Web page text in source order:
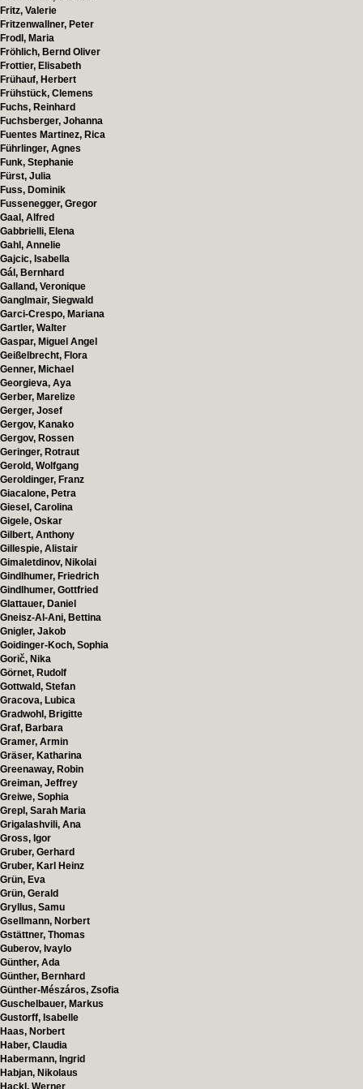
Fritz, Valerie
Fritzenwallner, Peter
Frodl, Maria
Fröhlich, Bernd Oliver
Frottier, Elisabeth
Frühauf, Herbert
Frühstück, Clemens
Fuchs, Reinhard
Fuchsberger, Johanna
Fuentes Martinez, Rica
Führlinger, Agnes
Funk, Stephanie
Fürst, Julia
Fuss, Dominik
Fussenegger, Gregor
Gaal, Alfred
Gabbrielli, Elena
Gahl, Annelie
Gajcic, Isabella
Gál, Bernhard
Galland, Veronique
Ganglmair, Siegwald
Garci-Crespo, Mariana
Gartler, Walter
Gaspar, Miguel Angel
Geißelbrecht, Flora
Genner, Michael
Georgieva, Aya
Gerber, Marelize
Gerger, Josef
Gergov, Kanako
Gergov, Rossen
Geringer, Rotraut
Gerold, Wolfgang
Geroldinger, Franz
Giacalone, Petra
Giesel, Carolina
Gigele, Oskar
Gilbert, Anthony
Gillespie, Alistair
Gimaletdinov, Nikolai
Gindlhumer, Friedrich
Gindlhumer, Gottfried
Glattauer, Daniel
Gneisz-Al-Ani, Bettina
Gnigler, Jakob
Goidinger-Koch, Sophia
Gorič, Nika
Görnet, Rudolf
Gottwald, Stefan
Gracova, Lubica
Gradwohl, Brigitte
Graf, Barbara
Gramer, Armin
Gräser, Katharina
Greenaway, Robin
Greiman, Jeffrey
Greiwe, Sophia
Grepl, Sarah Maria
Grigalashvili, Ana
Gross, Igor
Gruber, Gerhard
Gruber, Karl Heinz
Grün, Eva
Grün, Gerald
Gryllus, Samu
Gsellmann, Norbert
Gstättner, Thomas
Guberov, Ivaylo
Günther, Ada
Günther, Bernhard
Günther-Mészáros, Zsofia
Guschelbauer, Markus
Gustorff, Isabelle
Haas, Norbert
Haber, Claudia
Habermann, Ingrid
Habjan, Nikolaus
Hackl, Werner